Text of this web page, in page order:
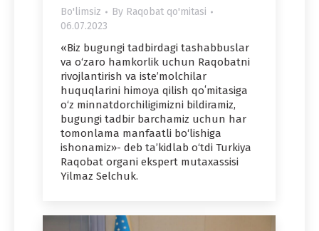
Bo'limsiz By Raqobat qo'mitasi
06.07.2023
«Biz bugungi tadbirdagi tashabbuslar
va o‘zaro hamkorlik uchun Raqobatni
rivojlantirish va isteʼmolchilar
huquqlarini himoya qilish qoʻmitasiga
o‘z minnatdorchiligimizni bildiramiz,
bugungi tadbir barchamiz uchun har
tomonlama manfaatli bo‘lishiga
ishonamiz»- deb ta’kidlab o‘tdi Turkiya
Raqobat organi ekspert mutaxassisi
Yilmaz Selchuk.